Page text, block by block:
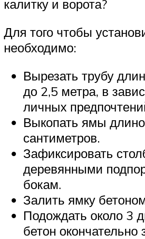
калитку и ворота?
Для того чтобы
необходимо:
Вырезать трубу
до 2,5 метра, в
личных
Выкопать ямы
сантиметров.
Зафиксировать
деревянными
бокам.
Залить ямку
Подождать около 3
бетон окончательно